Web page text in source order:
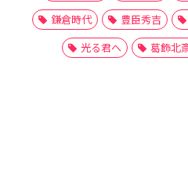
鎌倉時代
豊臣秀吉
光る君へ
葛飾北